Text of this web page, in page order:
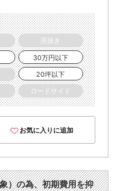
居抜き
30万円以下
20坪以下
ロードサイド
お気に入りに追加
）の為、初期費用を抑